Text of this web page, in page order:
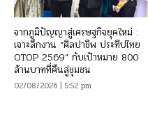
จากภูมิปัญญาสู่เศรษฐกิจยุคใหม่ :
เจาะลึกงาน “ศิลปาชีพ ประทีปไทย
OTOP 2569” กับเป้าหมาย 800
ล้านบาทที่คืนสู่ชุมชน
02/08/2026 | 5:52 pm